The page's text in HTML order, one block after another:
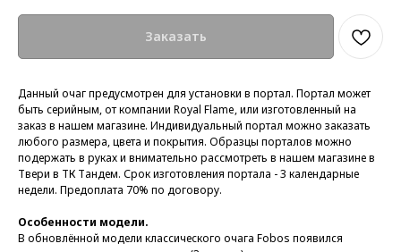
Заказать
Данный очаг предусмотрен для установки в портал. Портал может
быть серийным, от компании Royal Flame, или изготовленный на
заказ в нашем магазине. Индивидуальный портал можно заказать
любого размера, цвета и покрытия. Образцы порталов можно
подержать в руках и внимательно рассмотреть в нашем магазине в
Твери в ТК Тандем. Срок изготовления портала - 3 календарные
недели. Предоплата 70% по договору.
Особенности модели.
В обновлённой модели классического очага Fobos появился